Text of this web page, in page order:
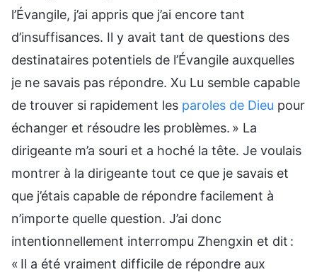
l’Évangile, j’ai appris que j’ai encore tant
d’insuffisances. Il y avait tant de questions des
destinataires potentiels de l’Évangile auxquelles
je ne savais pas répondre. Xu Lu semble capable
de trouver si rapidement les paroles de Dieu pour
échanger et résoudre les problèmes. » La
dirigeante m’a souri et a hoché la tête. Je voulais
montrer à la dirigeante tout ce que je savais et
que j’étais capable de répondre facilement à
n’importe quelle question. J’ai donc
intentionnellement interrompu Zhengxin et dit :
« Il a été vraiment difficile de répondre aux